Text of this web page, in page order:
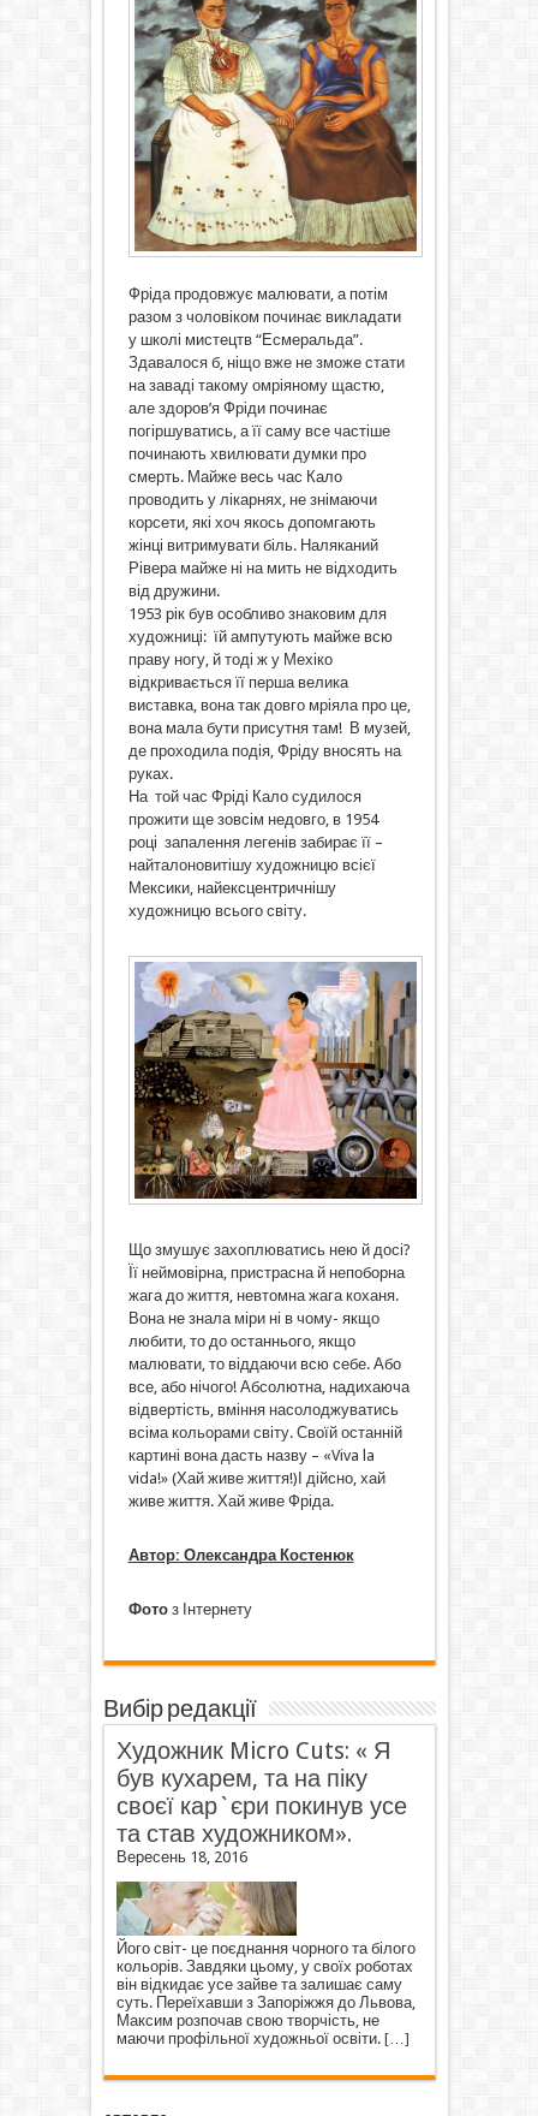
Фріда продовжує малювати, а потім
разом з чоловіком починає викладати
у школі мистецтв “Есмеральда”.
Здавалося б, ніщо вже не зможе стати
на заваді такому омріяному щастю,
але здоров’я Фріди починає
погіршуватись, а її саму все частіше
починають хвилювати думки про
смерть. Майже весь час Кало
проводить у лікарнях, не знімаючи
корсети, які хоч якось допомгають
жінці витримувати біль. Наляканий
Рівера майже ні на мить не відходить
від дружини.
1953 рік був особливо знаковим для
художниці: їй ампутують майже всю
праву ногу, й тоді ж у Мехіко
відкривається її перша велика
виставка, вона так довго мріяла про це,
вона мала бути присутня там! В музей,
де проходила подія, Фріду вносять на
руках.
На той час Фріді Кало судилося
прожити ще зовсім недовго, в 1954
році запалення легенів забирає її –
найталоновитішу художницю всієї
Мексики, найексцентричнішу
художницю всього світу.
Що змушує захоплюватись нею й досі?
Її неймовірна, пристрасна й непоборна
жага до життя, невтомна жага коханя.
Вона не знала міри ні в чому- якщо
любити, то до останнього, якщо
малювати, то віддаючи всю себе. Або
все, або нічого! Абсолютна, надихаюча
відвертість, вміння насолоджуватись
всіма кольорами світу. Своїй останній
картині вона дасть назву – «Viva la
vida!» (Хай живе життя!)І дійсно, хай
живе життя. Хай живе Фріда.
Автор: Олександра Костенюк
Фотоз Інтернету
Вибір редакції
Художник Micro Cuts: « Я
був кухарем, та на піку
своєї кар`єри покинув усе
та став художником».
Вересень 18, 2016
Його світ- це поєднання чорного та білого
кольорів. Завдяки цьому, у своїх роботах
він відкидає усе зайве та залишає саму
суть. Переїхавши з Запоріжжя до Львова,
Максим розпочав свою творчість, не
маючи профільної художньої освіти. […]